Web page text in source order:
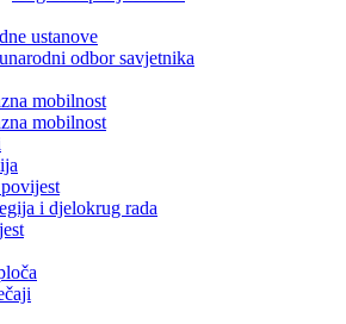
ustanove
odbor savjetnika
mobilnost
mobilnost
i djelokrug rada